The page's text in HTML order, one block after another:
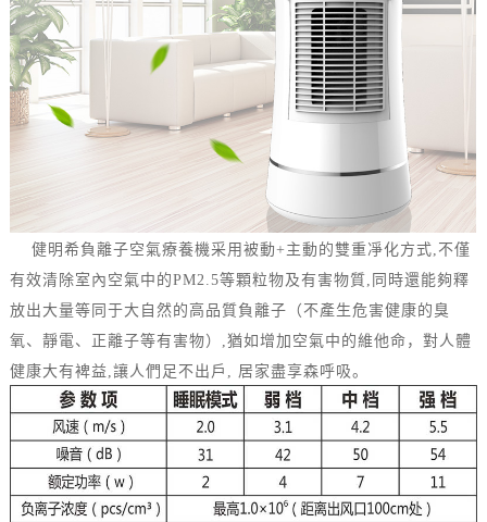
健明希負離子空氣療養機采用被動+主動的雙重凈化方式,不僅
有效清除室內空氣中的PM2.5等顆粒物及有害物質,同時還能夠釋
放出大量等同于大自然的高品質負離子（不產生危害健康的臭
氧、靜電、正離子等有害物）,猶如增加空氣中的維他命，對人體
健康大有裨益,讓人們足不出戶, 居家盡享森呼吸。